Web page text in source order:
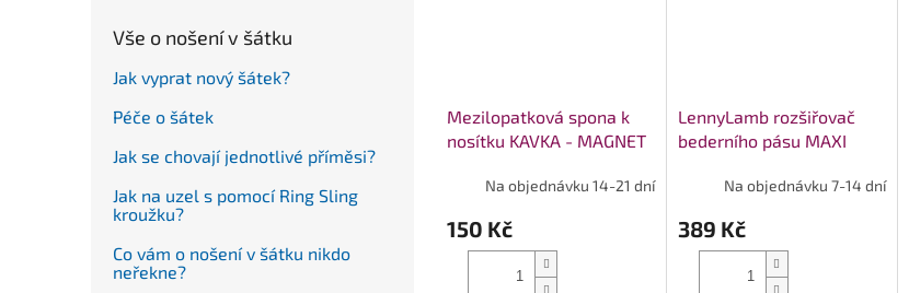
Vše o nošení v šátku
Jak vyprat nový šátek?
Péče o šátek
Jak se chovají jednotlivé příměsi?
Jak na uzel s pomocí Ring Sling
kroužku?
Co vám o nošení v šátku nikdo
neřekne?
Mezilopatková spona k
nosítku KAVKA - MAGNET
Na objednávku 14-21 dní
150 Kč
LennyLamb rozšiřovač
bederního pásu MAXI
Na objednávku 7-14 dní
389 Kč